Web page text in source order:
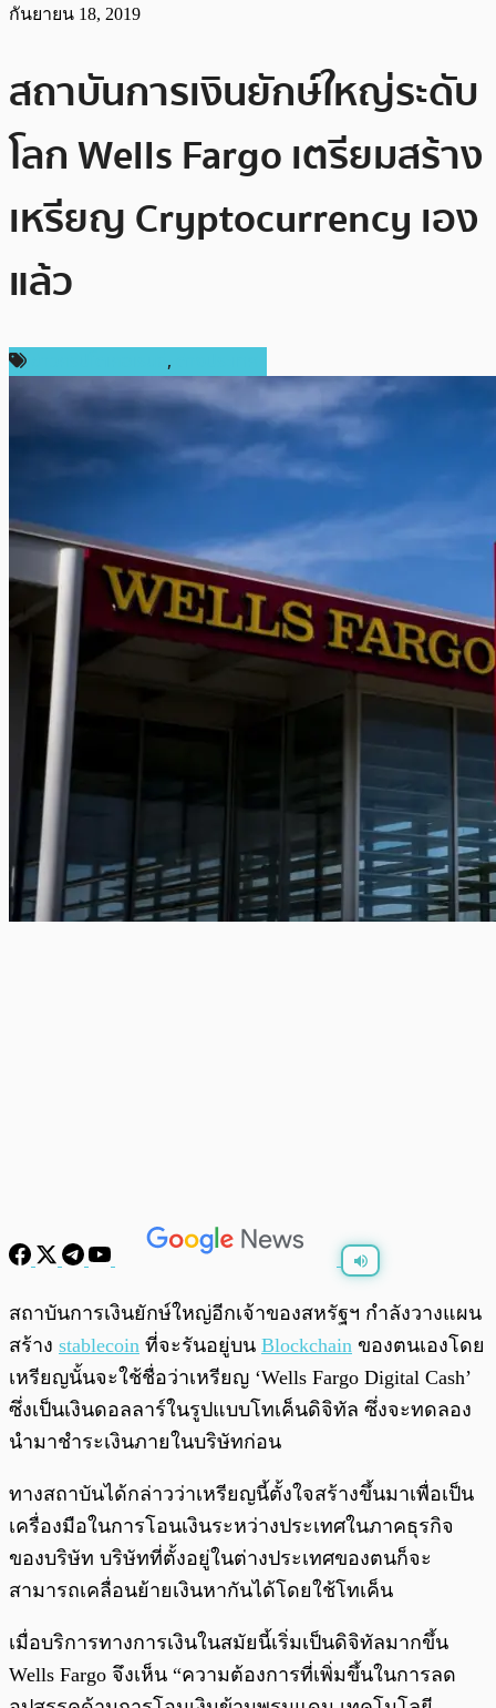
กันยายน 18, 2019
สถาบันการเงินยักษ์ใหญ่ระดับ
โลก Wells Fargo เตรียมสร้าง
เหรียญ Cryptocurrency เอง
แล้ว
,
พร้อมเล่น 0:00/
สถาบันการเงินยักษ์ใหญ่อีกเจ้าของสหรัฐฯ กำลังวางแผน
สร้าง stablecoin ที่จะรันอยู่บน Blockchain ของตนเองโดย
เหรียญนั้นจะใช้ชื่อว่าเหรียญ ‘Wells Fargo Digital Cash’
ซึ่งเป็นเงินดอลลาร์ในรูปแบบโทเค็นดิจิทัล ซึ่งจะทดลอง
นำมาชำระเงินภายในบริษัทก่อน
ทางสถาบันได้กล่าวว่าเหรียญนี้ตั้งใจสร้างขึ้นมาเพื่อเป็น
เครื่องมือในการโอนเงินระหว่างประเทศในภาคธุรกิจ
ของบริษัท บริษัทที่ตั้งอยู่ในต่างประเทศของตนก็จะ
สามารถเคลื่อนย้ายเงินหากันได้โดยใช้โทเค็น
เมื่อบริการทางการเงินในสมัยนี้เริ่มเป็นดิจิทัลมากขึ้น
Wells Fargo จึงเห็น “ความต้องการที่เพิ่มขึ้นในการลด